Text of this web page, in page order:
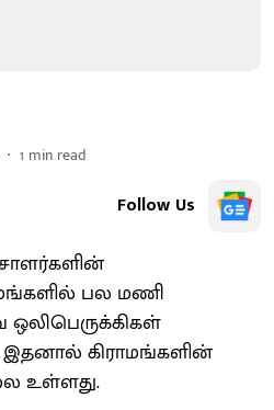
1 min read
Follow Us
பல மணி
ஒலிபெருக்கிகள்
இதனால் கிராமங்களின்
உள்ளது.